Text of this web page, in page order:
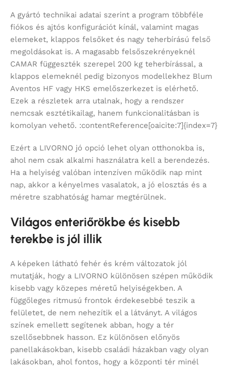
A gyártó technikai adatai szerint a program többféle
fiókos és ajtós konfigurációt kínál, valamint magas
elemeket, klappos felsőket és nagy teherbírású felső
megoldásokat is. A magasabb felsőszekrényeknél
CAMAR függeszték szerepel 200 kg teherbírással, a
klappos elemeknél pedig bizonyos modellekhez Blum
Aventos HF vagy HKS emelőszerkezet is elérhető.
Ezek a részletek arra utalnak, hogy a rendszer
nemcsak esztétikailag, hanem funkcionalitásban is
komolyan vehető. :contentReference[oaicite:7]{index=7}
Ezért a LIVORNO jó opció lehet olyan otthonokba is,
ahol nem csak alkalmi használatra kell a berendezés.
Ha a helyiség valóban intenzíven működik nap mint
nap, akkor a kényelmes vasalatok, a jó elosztás és a
méretre szabhatóság hamar megtérülnek.
Világos enteriőrökbe és kisebb
terekbe is jól illik
A képeken látható fehér és krém változatok jól
mutatják, hogy a LIVORNO különösen szépen működik
kisebb vagy közepes méretű helyiségekben. A
függőleges ritmusú frontok érdekesebbé teszik a
felületet, de nem nehezítik el a látványt. A világos
színek emellett segítenek abban, hogy a tér
szellősebbnek hasson. Ez különösen előnyös
panellakásokban, kisebb családi házakban vagy olyan
lakásokban, ahol fontos, hogy a központi tér minél